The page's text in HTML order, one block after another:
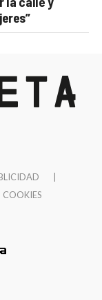
COOKIES